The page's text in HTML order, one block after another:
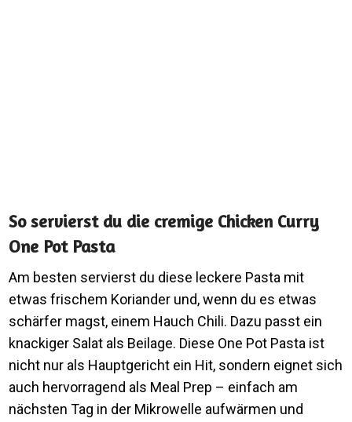
So servierst du die cremige Chicken Curry
One Pot Pasta
Am besten servierst du diese leckere Pasta mit
etwas frischem Koriander und, wenn du es etwas
schärfer magst, einem Hauch Chili. Dazu passt ein
knackiger Salat als Beilage. Diese One Pot Pasta ist
nicht nur als Hauptgericht ein Hit, sondern eignet sich
auch hervorragend als Meal Prep – einfach am
nächsten Tag in der Mikrowelle aufwärmen und